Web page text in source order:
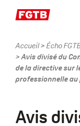
Fil
d'Ariane
Accueil
Écho
Avis divisé du
de la directive sur
professionnelle
Avis